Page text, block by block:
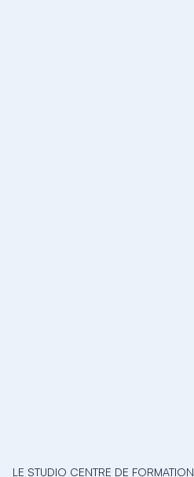
LE STUDIO CENTRE DE FORMATION